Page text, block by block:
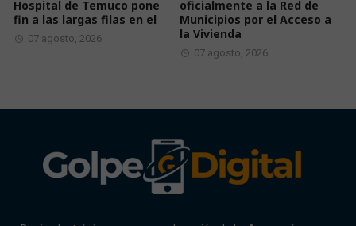
Hospital de Temuco pone
fin a las largas filas en el
07 agosto, 2026
oficialmente a la Red de
Municipios por el Acceso a
la Vivienda
07 agosto, 2026